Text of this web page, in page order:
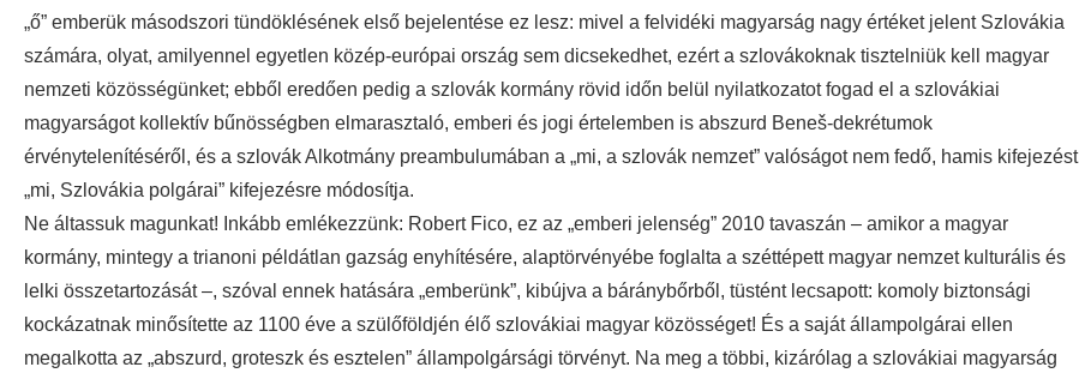
„ő” emberük másodszori tündöklésének első bejelentése ez lesz: mivel a felvidéki magyarság nagy értéket jelent Szlovákia
számára, olyat, amilyennel egyetlen közép-európai ország sem dicsekedhet, ezért a szlovákoknak tisztelniük kell magyar
nemzeti közösségünket; ebből eredően pedig a szlovák kormány rövid időn belül nyilatkozatot fogad el a szlovákiai
magyarságot kollektív bűnösségben elmarasztaló, emberi és jogi értelemben is abszurd Beneš-dekrétumok
érvénytelenítéséről, és a szlovák Alkotmány preambulumában a „mi, a szlovák nemzet” valóságot nem fedő, hamis kifejezést
„mi, Szlovákia polgárai” kifejezésre módosítja.
Ne áltassuk magunkat! Inkább emlékezzünk: Robert Fico, ez az „emberi jelenség” 2010 tavaszán – amikor a magyar
kormány, mintegy a trianoni példátlan gazság enyhítésére, alaptörvényébe foglalta a széttépett magyar nemzet kulturális és
lelki összetartozását –, szóval ennek hatására „emberünk”, kibújva a báránybőrből, tüstént lecsapott: komoly biztonsági
kockázatnak minősítette az 1100 éve a szülőföldjén élő szlovákiai magyar közösséget! És a saját állampolgárai ellen
megalkotta az „abszurd, groteszk és esztelen” állampolgársági törvényt. Na meg a többi, kizárólag a szlovákiai magyarság